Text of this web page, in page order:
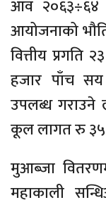
आव २०६३÷६४
आयोजनाको
वित्तीय
हजार पाँच सय
उपलब्ध गराउने
कूल लागत रु ३५
मुआब्जा
महाकाली